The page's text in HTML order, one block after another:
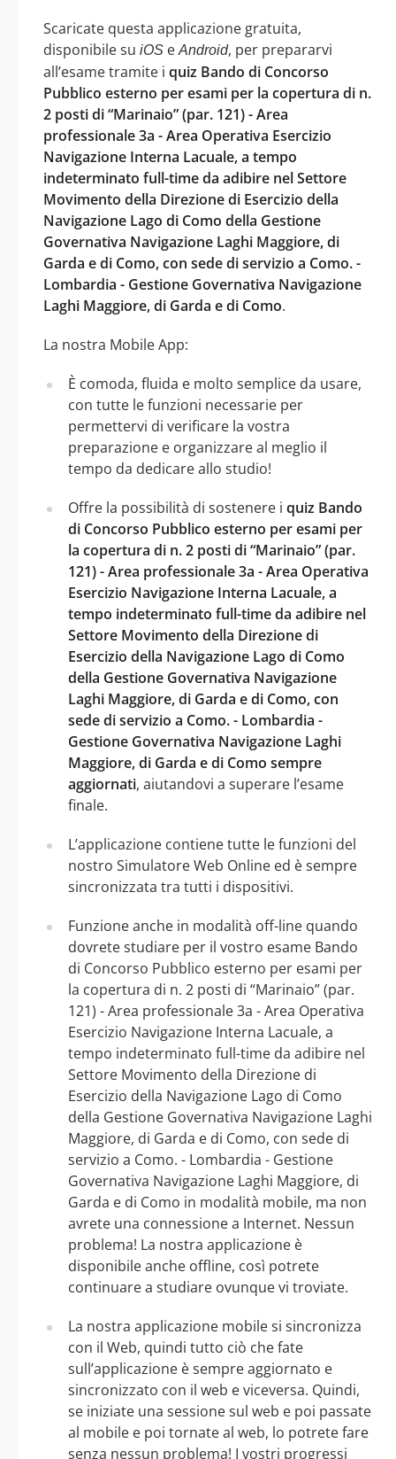
Scaricate questa applicazione gratuita,
disponibile su iOS eAndroid, per prepararvi
all’esame tramite i quiz Bando di Concorso
Pubblico esterno per esami per la copertura di n.
2 posti di “Marinaio” (par. 121) - Area
professionale 3a - Area Operativa Esercizio
Navigazione Interna Lacuale, a tempo
indeterminato full-time da adibire nel Settore
Movimento della Direzione di Esercizio della
Navigazione Lago di Como della Gestione
Governativa Navigazione Laghi Maggiore, di
Garda e di Como, con sede di servizio a Como. -
Lombardia - Gestione Governativa Navigazione
Laghi Maggiore, di Garda e di Como.
La nostra Mobile App:
È comoda, fluida e molto semplice da usare,
con tutte le funzioni necessarie per
permettervi di verificare la vostra
preparazione e organizzare al meglio il
tempo da dedicare allo studio!
Offre la possibilità di sostenere i quiz Bando
di Concorso Pubblico esterno per esami per
la copertura di n. 2 posti di “Marinaio” (par.
121) - Area professionale 3a - Area Operativa
Esercizio Navigazione Interna Lacuale, a
tempo indeterminato full-time da adibire nel
Settore Movimento della Direzione di
Esercizio della Navigazione Lago di Como
della Gestione Governativa Navigazione
Laghi Maggiore, di Garda e di Como, con
sede di servizio a Como. - Lombardia -
Gestione Governativa Navigazione Laghi
Maggiore, di Garda e di Como sempre
aggiornati, aiutandovi a superare l’esame
finale.
L’applicazione contiene tutte le funzioni del
nostro Simulatore Web Online ed è sempre
sincronizzata tra tutti i dispositivi.
Funzione anche in modalità off-line quando
dovrete studiare per il vostro esame Bando
di Concorso Pubblico esterno per esami per
la copertura di n. 2 posti di “Marinaio” (par.
121) - Area professionale 3a - Area Operativa
Esercizio Navigazione Interna Lacuale, a
tempo indeterminato full-time da adibire nel
Settore Movimento della Direzione di
Esercizio della Navigazione Lago di Como
della Gestione Governativa Navigazione Laghi
Maggiore, di Garda e di Como, con sede di
servizio a Como. - Lombardia - Gestione
Governativa Navigazione Laghi Maggiore, di
Garda e di Como in modalità mobile, ma non
avrete una connessione a Internet. Nessun
problema! La nostra applicazione è
disponibile anche offline, così potrete
continuare a studiare ovunque vi troviate.
La nostra applicazione mobile si sincronizza
con il Web, quindi tutto ciò che fate
sull’applicazione è sempre aggiornato e
sincronizzato con il web e viceversa. Quindi,
se iniziate una sessione sul web e poi passate
al mobile e poi tornate al web, lo potrete fare
senza nessun problema! I vostri progressi